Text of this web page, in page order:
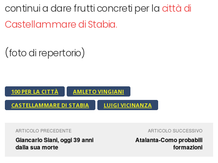
continui a dare frutti concreti per la città di
Castellammare di Stabia.
(foto di repertorio)
100 PER LA CITTÀ
AMLETO VINGIANI
CASTELLAMMARE DI STABIA
LUIGI VICINANZA
ARTICOLO PRECEDENTE
Giancarlo Siani, oggi 39 anni
dalla sua morte
ARTICOLO SUCCESSIVO
Atalanta-Como probabili
formazioni